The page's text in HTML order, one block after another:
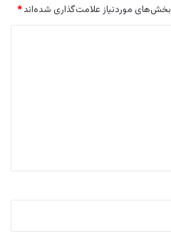
بخش‌های موردنیاز علامت‌گذاری شده‌اند*